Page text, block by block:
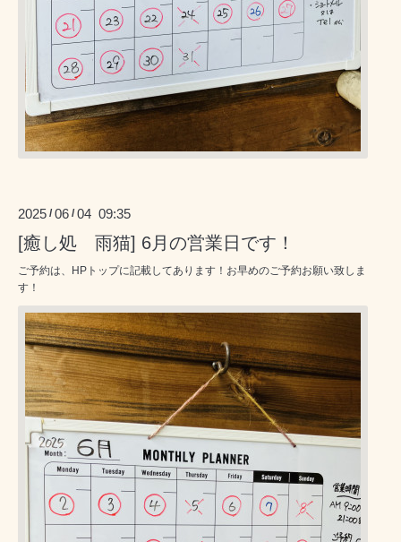
2025 /06 /04 09:35
[癒し処 雨猫] 6月の営業日です！
ご予約は、HPトップに記載してあります！お早めのご予約お願い致しま
す！